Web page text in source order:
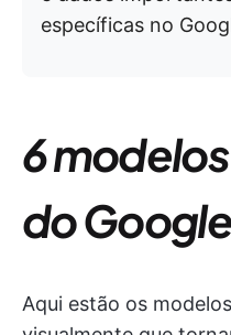
específicas no
6
do
Aqui estão os